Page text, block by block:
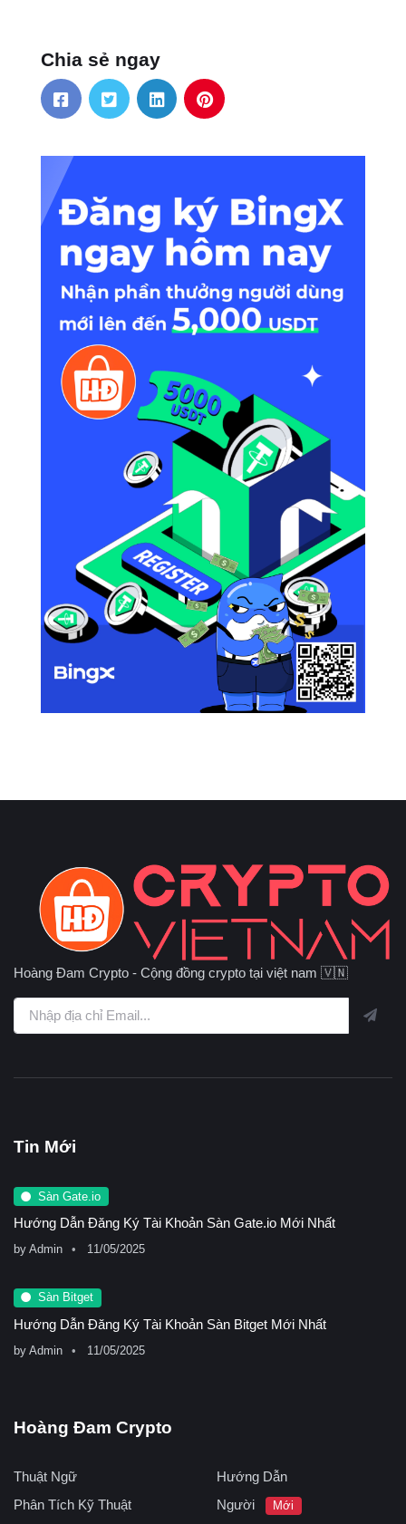
Chia sẻ ngay
Hoàng Đam Crypto - Cộng đồng crypto tại việt nam 🇻🇳
Tin Mới
Sàn Gate.io
Hướng Dẫn Đăng Ký Tài Khoản Sàn Gate.io Mới Nhất
by Admin 11/05/2025
Sàn Bitget
Hướng Dẫn Đăng Ký Tài Khoản Sàn Bitget Mới Nhất
by Admin 11/05/2025
Hoàng Đam Crypto
Thuật Ngữ
Phân Tích Kỹ Thuật
Hướng Dẫn
Người
Mới